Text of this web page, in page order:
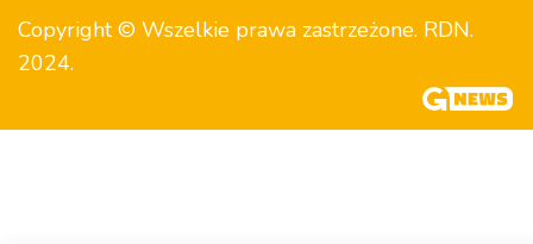
Copyright © Wszelkie prawa zastrzeżone. RDN.
2024.